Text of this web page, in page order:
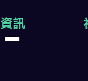
資訊